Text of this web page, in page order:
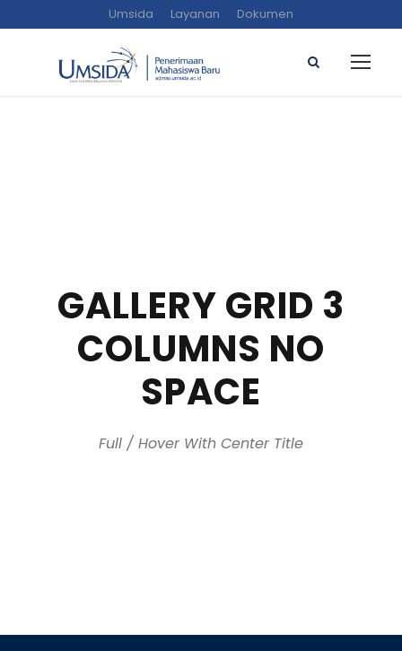
Umsida Layanan Dokumen
GALLERY GRID 3
COLUMNS NO
SPACE
Full / Hover With Center Title